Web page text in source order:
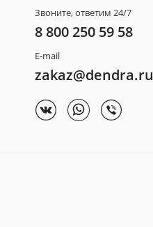
Звоните, ответим 24/7
8 800 250 59 58
E-mail
zakaz@dendra.ru